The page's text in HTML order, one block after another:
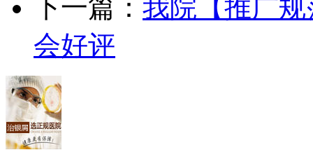
下一篇： 我院【推广
会好评